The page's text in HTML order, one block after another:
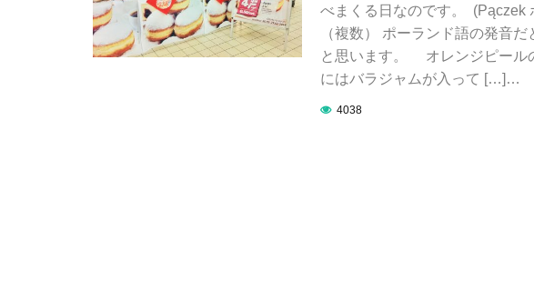
べまくる日なのです。 (Pączek
（複数） ポーランド語の発音
と思います。 オレンジピール
にはバラジャムが入って […]…
4038